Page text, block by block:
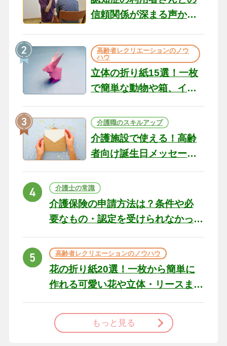
信頼関係が深まる声かけ
の現場から（22）
高齢者レクリエーションのノウ
ハウ
立体の折り紙15選！一枚
で簡単な動物や箱、イン
介護職のスキルアップ
介護施設で使える！高齢
者向け誕生日メッセージ
ト
介護士の常識
介護保険の申請方法は？条件や必
要なもの・認定を受けられなかっ
高齢者レクリエーションのノウハウ
花の折り紙20選！一枚から簡単に
作れる可愛い花や立体・リースま
もっと見る